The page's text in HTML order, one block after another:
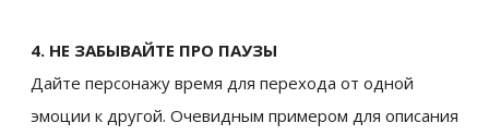
4. НЕ ЗАБЫВАЙТЕ ПРО ПАУЗЫ
Дайте персонажу время для перехода от одной
эмоции к другой. Очевидным примером для описания